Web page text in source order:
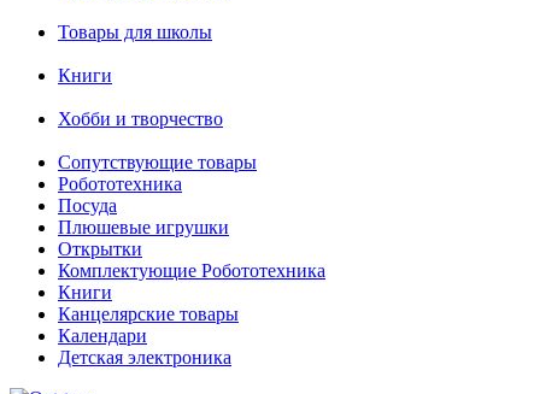
Товары для школы
Книги
Хобби и творчество
Сопутствующие товары
Робототехника
Посуда
Плюшевые игрушки
Открытки
Комплектующие Робототехника
Книги
Канцелярские товары
Календари
Детская электроника